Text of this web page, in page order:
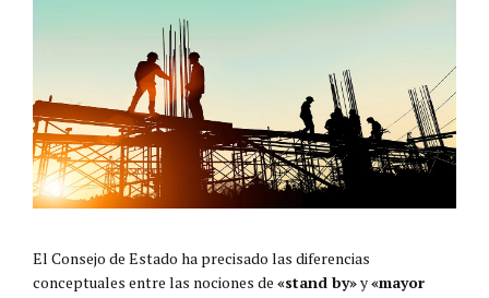
El Consejo de Estado ha precisado las diferencias
conceptuales entre las nociones de «stand by»y«mayor